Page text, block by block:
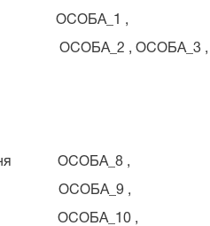
,
, ОСОБА_3 ,
ОСОБА_8 ,
,
,